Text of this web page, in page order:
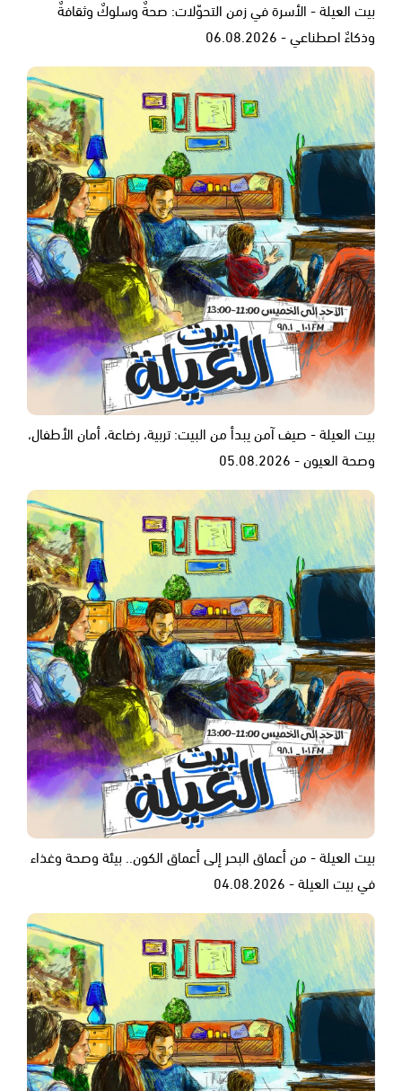
بيت العيلة - الأسرة في زمن التحوّلات: صحةٌ وسلوكٌ وثقافةٌ
وذكاءٌ اصطناعي - 06.08.2026
بيت العيلة - صيف آمن يبدأ من البيت: تربية، رضاعة، أمان الأطفال،
وصحة العيون - 05.08.2026
بيت العيلة - من أعماق البحر إلى أعماق الكون.. بيئة وصحة وغذاء
في بيت العيلة - 04.08.2026